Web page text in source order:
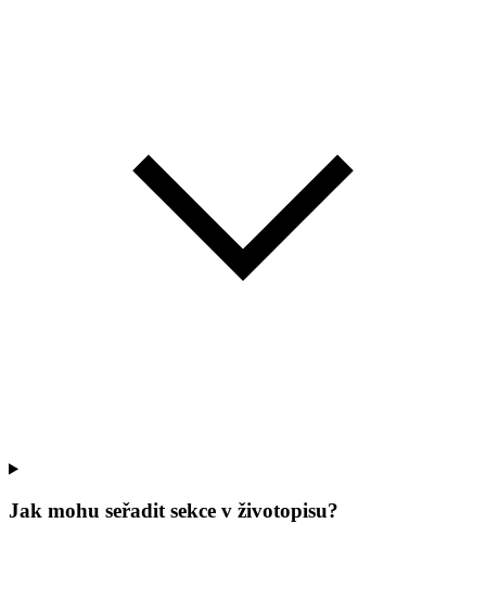
Jak mohu seřadit sekce v životopisu?